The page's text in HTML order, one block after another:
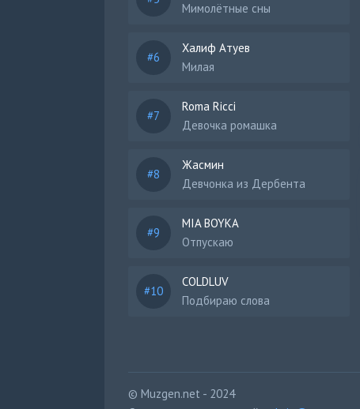
Мимолётные сны
Халиф Атуев
Милая
Roma Ricci
Девочка ромашка
Жасмин
Девчонка из Дербента
MIA BOYKA
Отпускаю
COLDLUV
Подбираю слова
© Muzgen.net - 2024